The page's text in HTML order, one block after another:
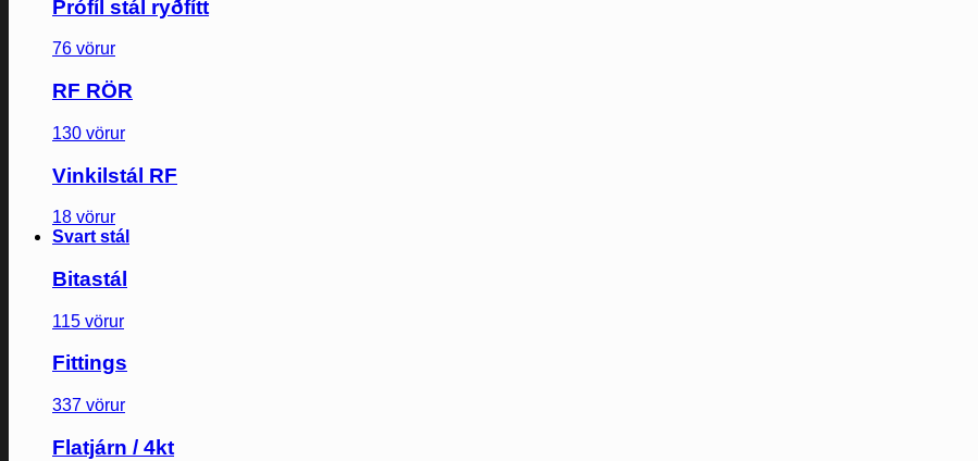
Prófíl stál ryðfítt
76 vörur
RF RÖR
130 vörur
Vinkilstál RF
18 vörur
Svart stál
Bitastál
115 vörur
Fittings
337 vörur
Flatjárn / 4kt